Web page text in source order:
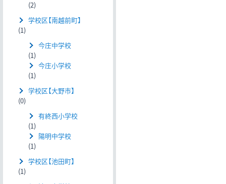
(2)
学校区【南越前町】
(1)
今庄中学校
(1)
今庄小学校
(1)
学校区【大野市】
(0)
有終西小学校
(1)
陽明中学校
(1)
学校区【池田町】
(1)